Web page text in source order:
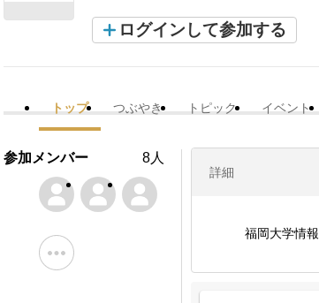
ログインして参加する
トップ つぶやき トピック イベント
詳細
福岡大学情
参加メンバー 8人